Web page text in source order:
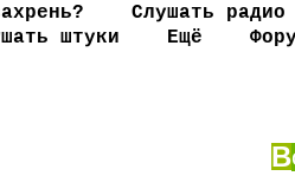
Слушать радио
штуки
Ещё
В